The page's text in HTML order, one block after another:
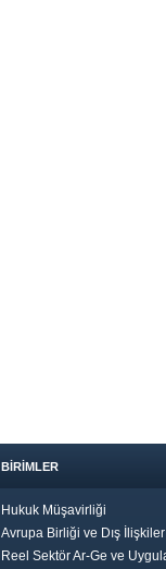
BİRİMLER
Hukuk Müşavirliği
Avrupa Birliği ve Dış
Reel Sektör Ar-Ge ve